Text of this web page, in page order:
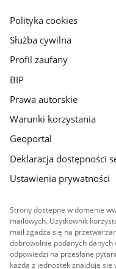
gov.pl
Polityka cookies
Służba cywilna
Profil zaufany
BIP
Prawa autorskie
Warunki korzystania
Geoportal
Deklaracja dostępności
Ustawienia prywatności
Strony dostępne w domenie
mailowych. Użytkownik
mail zgadza się na
dobrowolnie podanych danych
odpowiedzi na przesłane
każdą z jednostek znajdują